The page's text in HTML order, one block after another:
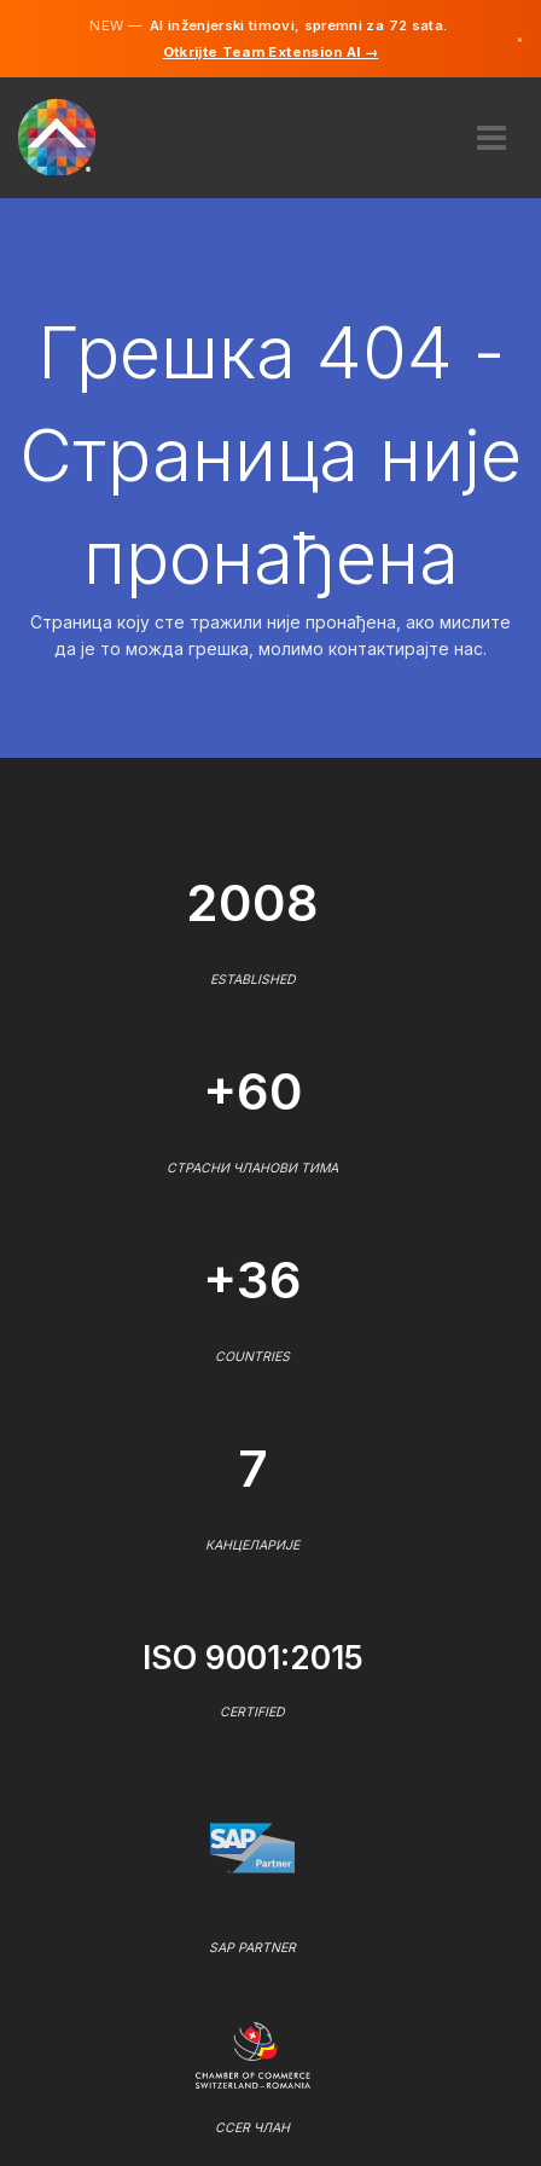
NEW —AI inženjerski timovi, spremni za 72 sata.
Otkrijte Team Extension AI →
×
SR
Грешка 404 -
Страница није
пронађена
Страница коју сте тражили није пронађена, ако мислите
да је то можда грешка, молимо контактирајте нас.
2008
ESTABLISHED
+60
СТРАСНИ ЧЛАНОВИ ТИМА
+36
COUNTRIES
7
КАНЦЕЛАРИЈЕ
ISO 9001:2015
CERTIFIED
SAP PARTNER
CCER ЧЛАН